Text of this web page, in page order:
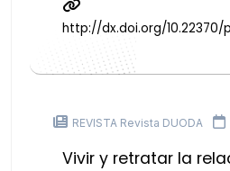
http://dx.doi.org/10.22370/
REVISTA Revista DUODA
Vivir y retratar la